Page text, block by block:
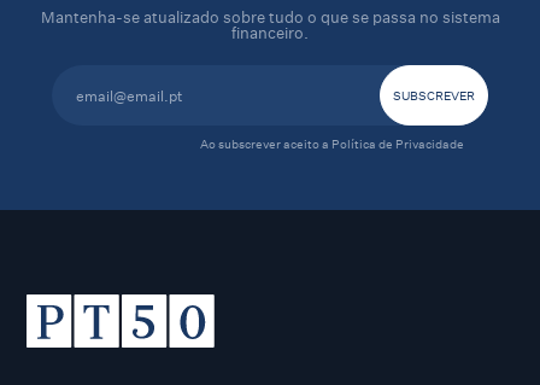
Mantenha-se atualizado sobre tudo o que se passa no sistema
financeiro.
Ao subscrever aceito a Política de Privacidade